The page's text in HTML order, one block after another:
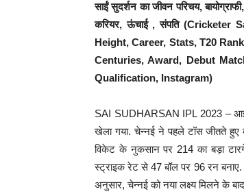
साईं सुदर्शन का जीवन परिचय,
करियर, ऊंचाई , संपति
Height, Career, Stats, T20
Centuries, Award, Debut
Qualification, Instagram)
SAI SUDHARSAN IPL 2023 –
खेला गया. चेन्नई ने पहले टॉस जीतते हुए
विकेट के नुकसान पर 214 का बड़ा
स्ट्राइक रेट से 47 बॉल पर 96 रन
अनुसार, चेन्नई को नया लक्ष्य मिलने के